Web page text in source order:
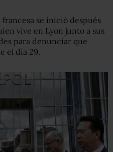
se inició después
vive en Lyon junto a sus
para denunciar que
el día 29.